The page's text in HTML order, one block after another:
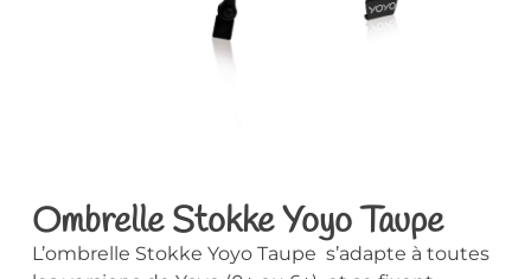
Ombrelle Stokke Yoyo Taupe
L’ombrelle Stokke Yoyo Taupe s’adapte à toutes